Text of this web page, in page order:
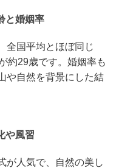
と婚姻率
全国平均とほぼ同じ
約29歳です。婚姻率も
や自然を背景にした結
や風習
が人気で、自然の美し